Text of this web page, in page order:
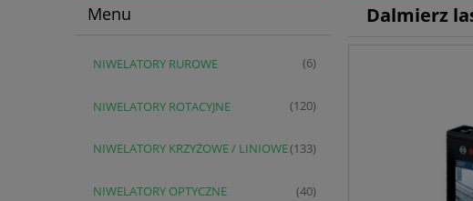
Menu
NIWELATORY RUROWE (6)
NIWELATORY ROTACYJNE (120)
NIWELATORY KRZYŻOWE / LINIOWE(133)
NIWELATORY OPTYCZNE (40)
Dalmierz